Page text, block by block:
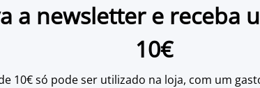
a newsletter e receba
10€
10€ só pode ser utilizado na loja, com um